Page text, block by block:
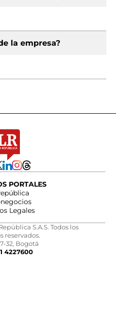
la empresa?
PORTALES
Legales
S.A.S. Todos los
reservados.
32, Bogotá
4227600